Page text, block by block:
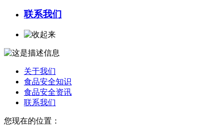
联系我们
关于我们
食品安全知识
食品安全资讯
联系我们
您现在的位置：